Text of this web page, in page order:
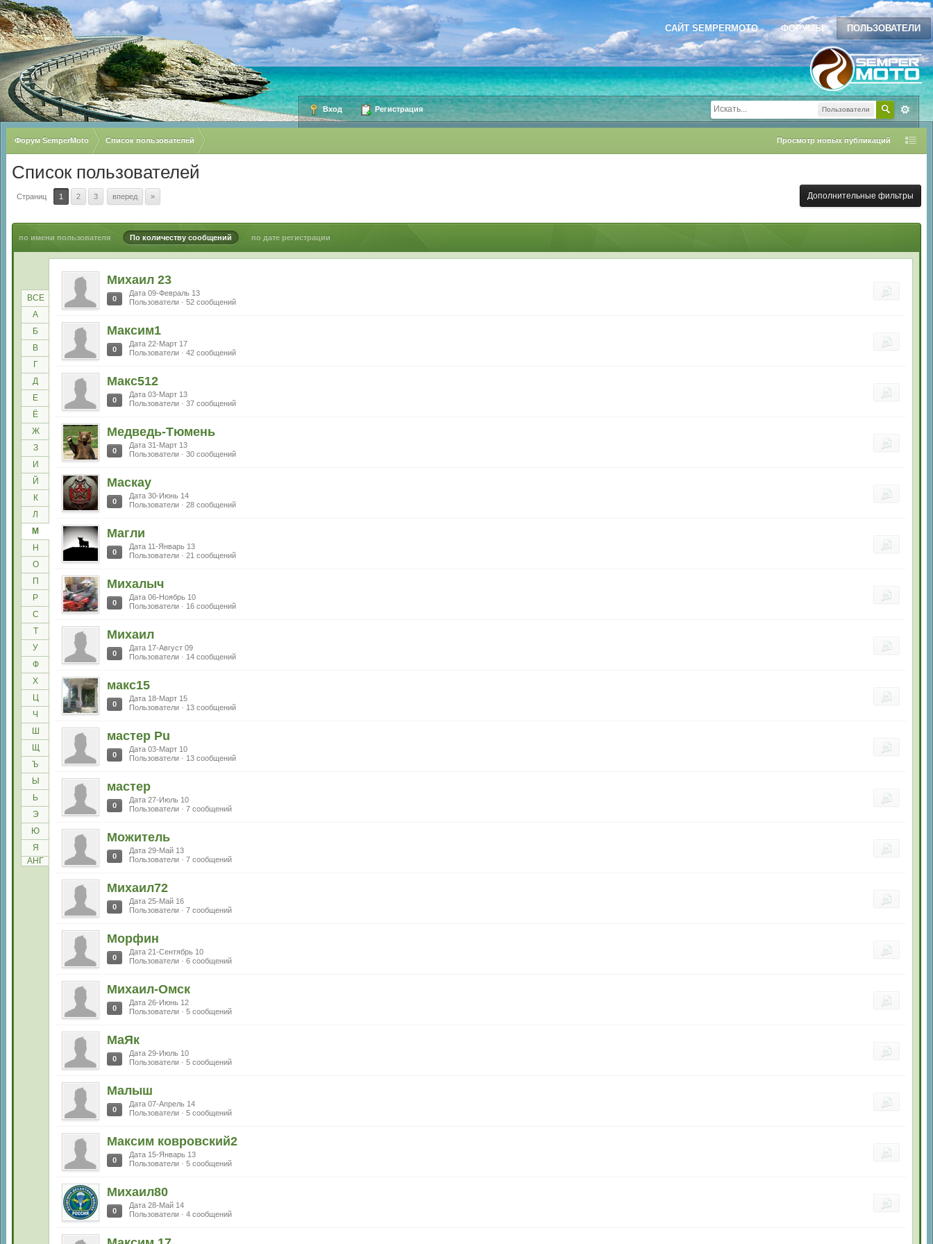
САЙТ SEMPERMOTO ФОРУМЫ ПОЛЬЗОВАТЕЛИ
Пользователи
Вход Регистрация
Форум SemperMoto Список пользователей Просмотр новых публикаций
Список пользователей
Страниц 1 2 3 вперед » Дополнительные фильтры
по имени пользователя По количеству сообщений по дате регистрации
ВСЕ
А
Б
В
Г
Д
Е
Ё
Ж
З
И
Й
К
Л
М
Н
О
П
Р
С
Т
У
Ф
Х
Ц
Ч
Ш
Щ
Ъ
Ы
Ь
Э
Ю
Я
АНГ
Михаил 23
0
Дата 09-Февраль 13
Пользователи · 52 сообщений
Максим1
0
Дата 22-Март 17
Пользователи · 42 сообщений
Макс512
0
Дата 03-Март 13
Пользователи · 37 сообщений
Медведь-Тюмень
0
Дата 31-Март 13
Пользователи · 30 сообщений
Маскау
0
Дата 30-Июнь 14
Пользователи · 28 сообщений
Магли
0
Дата 11-Январь 13
Пользователи · 21 сообщений
Михалыч
0
Дата 06-Ноябрь 10
Пользователи · 16 сообщений
Михаил
0
Дата 17-Август 09
Пользователи · 14 сообщений
макс15
0
Дата 18-Март 15
Пользователи · 13 сообщений
мастер Pu
0
Дата 03-Март 10
Пользователи · 13 сообщений
мастер
0
Дата 27-Июль 10
Пользователи · 7 сообщений
Можитель
0
Дата 29-Май 13
Пользователи · 7 сообщений
Михаил72
0
Дата 25-Май 16
Пользователи · 7 сообщений
Морфин
0
Дата 21-Сентябрь 10
Пользователи · 6 сообщений
Михаил-Омск
0
Дата 26-Июнь 12
Пользователи · 5 сообщений
МаЯк
0
Дата 29-Июль 10
Пользователи · 5 сообщений
Малыш
0
Дата 07-Апрель 14
Пользователи · 5 сообщений
Максим ковровский2
0
Дата 15-Январь 13
Пользователи · 5 сообщений
Михаил80
0
Дата 28-Май 14
Пользователи · 4 сообщений